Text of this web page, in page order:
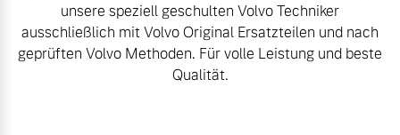
Konnektivität
Aktuelle Serviceangebote
unsere speziell geschulten Volvo Techniker
ausschließlich mit Volvo Original Ersatzteilen und nach
geprüften Volvo Methoden. Für volle Leistung und beste
Qualität.